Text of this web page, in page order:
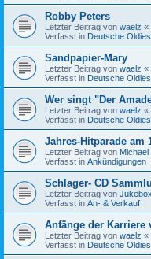
Robby Peters
Letzter Beitrag von waelz «
Verfasst in Deutsche Oldies
Sandpapier-Mary
Letzter Beitrag von waelz «
Verfasst in Deutsche Oldies
Wer singt "Der
Letzter Beitrag von waelz «
Verfasst in Deutsche Oldies
Jahres-Hitparade am
Letzter Beitrag von Michael
Verfasst in Ankündigungen
Schlager- CD
Letzter Beitrag von
Verfasst in An- & Verkauf
Anfänge der Karriere
Letzter Beitrag von waelz «
Verfasst in Deutsche Oldies